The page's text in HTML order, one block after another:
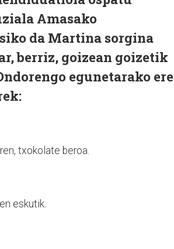
Amasako
da Martina sorgina
berriz, goizean goizetik
egunetarako ere
txokolate beroa.
eskutik.